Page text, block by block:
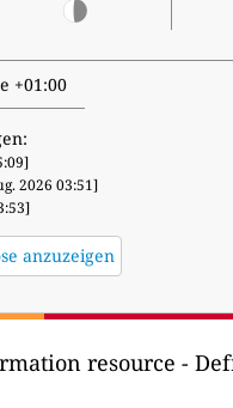
+01:00
2026 03:51]
anzuzeigen
resource -